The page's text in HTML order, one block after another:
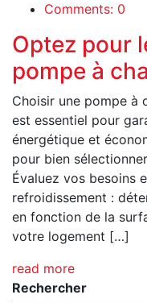
Comments: 0
Optez pour
pompe à
Choisir une pompe à
est essentiel pour
énergétique et
pour bien
Évaluez vos besoins
refroidissement :
en fonction de la
votre logement […]
read more
Rechercher